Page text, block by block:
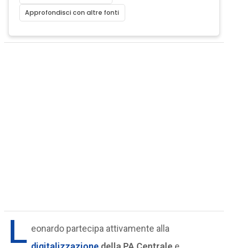
Approfondisci con altre fonti
L eonardo partecipa attivamente alla